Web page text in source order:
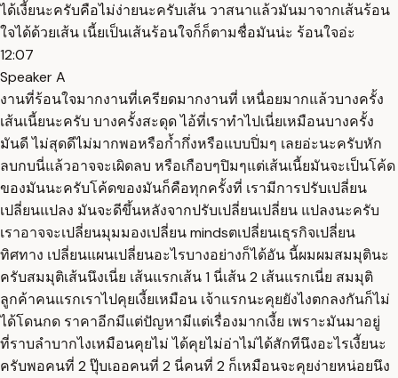
ได้เงี้ยนะครับคือไม่ง่ายนะครับเส้น วาสนาแล้วมันมาจากเส้นร้อน
ใจได้ด้วยเส้น เนี้ยเป็นเส้นร้อนใจก็ก็ตามชื่อมันน่ะ ร้อนใจอ่ะ
12:07
Speaker A
งานที่ร้อนใจมากงานที่เครียดมากงานที่ เหนื่อยมากแล้วบางครั้ง
เส้นเนี้ยนะครับ บางครั้งสะดุด ไอ้ที่เราทำไปเนี่ยเหมือนบางครั้ง
มันดี ไม่สุดดีไม่มากพอหรือก้ำกึ่งหรือแบบปิ่มๆ เลยอ่ะนะครับหัก
ลบกบนี่แล้วอาจจะเผิดลบ หรือเกือบๆปิมๆแต่เส้นเนี้ยมันจะเป็นโค้ด
ของมันนะครับโค้ดของมันก็คือทุกครั้งที่ เรามีการปรับเปลี่ยน
เปลี่ยนแปลง มันจะดีขึ้นหลังจากปรับเปลี่ยนเปลี่ยน แปลงนะครับ
เราอาจจะเปลี่ยนมุมมองเปลี่ยน mindsตเปลี่ยนเธุรกิจเปลี่ยน
ทิศทาง เปลี่ยนแผนเปลี่ยนอะไรบางอย่างก็ได้อัน นี้ผมผมสมมุตินะ
ครับสมมุติเส้นนึงเนี่ย เส้นแรกเส้น 1 นี่เส้น 2 เส้นแรกเนี่ย สมมุติ
ลูกค้าคนแรกเราไปคุยเงี้ยเหมือน เจ้าแรกนะคุยยังไงตกลงกันก็ไม่
ได้โดนกด ราคาอีกมีแต่ปัญหามีแต่เรื่องมากเงี้ย เพราะมันมาอยู่
ที่ราบลำบากไงเหมือนคุยไม่ ได้คุยไม่อ่าไม่ได้สักทีนึงอะไรเงี้ยนะ
ครับพอคนที่ 2 ปุ๊บเออคนที่ 2 นี่คนที่ 2 ก็เหมือนจะคุยง่ายหน่อยนึง